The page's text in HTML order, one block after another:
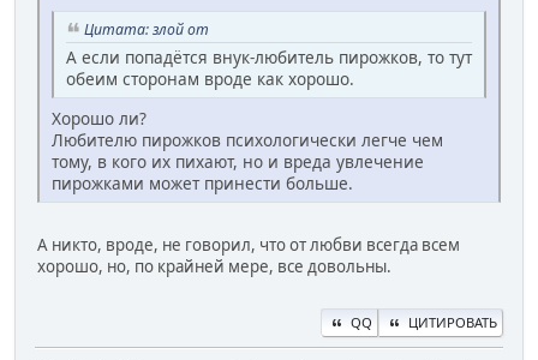
Цитата: злой от
А если попадётся внук-любитель пирожков, то тут
обеим сторонам вроде как хорошо.
Хорошо ли?
Любителю пирожков психологически легче чем
тому, в кого их пихают, но и вреда увлечение
пирожками может принести больше.
А никто, вроде, не говорил, что от любви всегда всем
хорошо, но, по крайней мере, все довольны.
QQ ЦИТИРОВАТЬ